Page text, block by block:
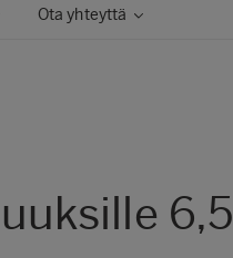
Ota yhteyttä​
6,5